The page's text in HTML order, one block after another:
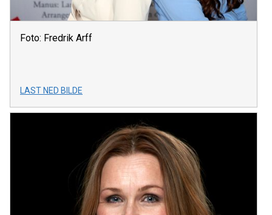
Foto: Fredrik Arff
LAST NED BILDE